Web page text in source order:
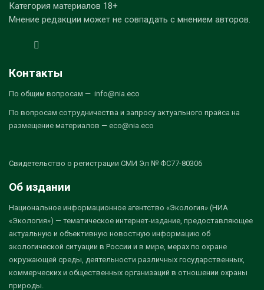
Категория материалов 18+
Мнение редакции может не совпадать с мнением авторов.
Контакты
По общим вопросам — info@nia.eco
По вопросам сотрудничества и запросу актуального прайса на
размещение материалов — eco@nia.eco
Свидетельство о регистрации СМИ Эл № ФС77-80306
Об издании
Национальное информационное агентство «Экология» (НИА
«Экология») — тематическое интернет-издание, предоставляющее
актуальную и объективную новостную информацию об
экологической ситуации в России и в мире, мерах по охране
окружающей среды, деятельности различных государственных,
коммерческих и общественных организаций в отношении охраны
природы.